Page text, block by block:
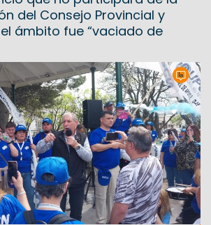
del Consejo Provincial y
ámbito fue “vaciado de